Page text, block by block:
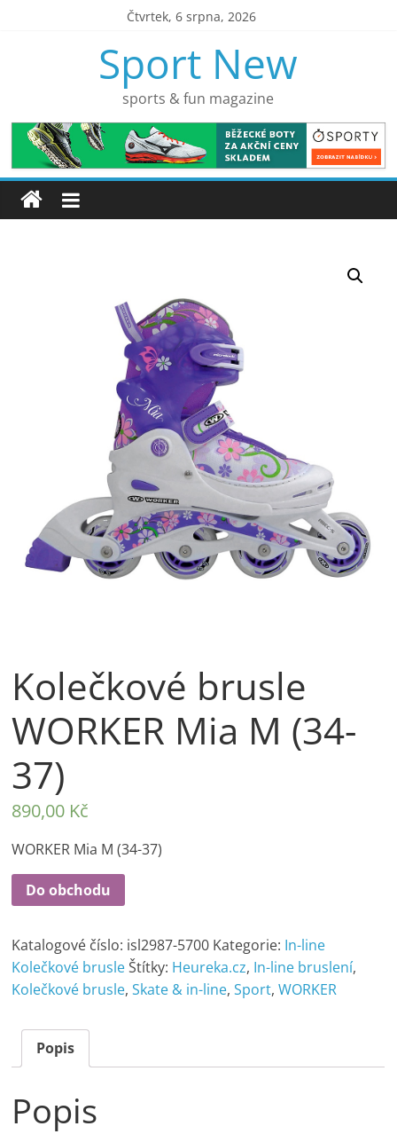
Čtvrtek, 6 srpna, 2026
Sport New
sports & fun magazine
Kolečkové brusle
WORKER Mia M (34-
37)
890,00 Kč
WORKER Mia M (34-37)
Do obchodu
Katalogové číslo: isl2987-5700 Kategorie: In-line
Kolečkové brusle Štítky: Heureka.cz, In-line bruslení,
Kolečkové brusle,Skate & in-line,Sport,WORKER
Popis
Popis